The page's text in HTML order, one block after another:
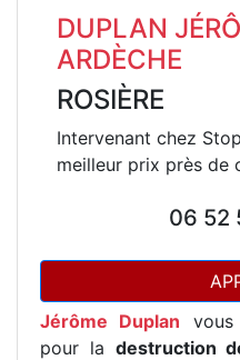
DUPLAN
ARDÈCHE
ROSIÈRE
Intervenant chez
meilleur prix près de
06 52
Jérôme Duplan
pour la destruction